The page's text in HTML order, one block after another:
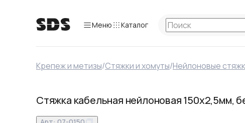
Меню Каталог
Крепеж и метизы/Стяжки и хомуты/Нейлоновые
Стяжка кабельная нейлоновая 150x2,5мм,